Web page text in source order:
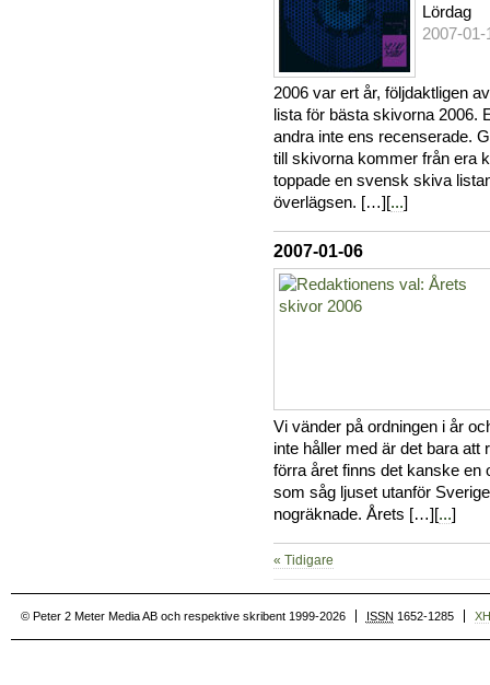
Lördag
2007-01-
2006 var ert år, följdaktligen
lista för bästa skivorna 2006.
andra inte ens recenserade.
till skivorna kommer från era
toppade en svensk skiva
överlägsen. […][...]
2007-01-06
Vi vänder på ordningen i år
inte håller med är det bara
förra året finns det kanske en
som såg ljuset utanför
nogräknade. Årets […][...]
« Tidigare
© Peter 2 Meter Media AB och respektive skribent 1999-2026 ISSN 1652-1285